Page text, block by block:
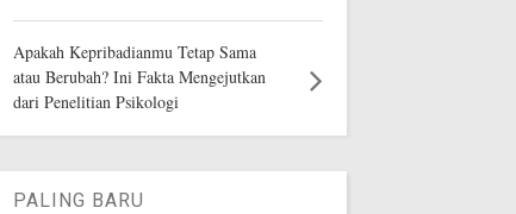
Apakah Kepribadianmu Tetap Sama
atau Berubah? Ini Fakta Mengejutkan
dari Penelitian Psikologi
PALING BARU